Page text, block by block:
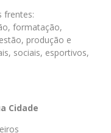
frentes:
formatação,
produção e
sociais, esportivos,
Cidade